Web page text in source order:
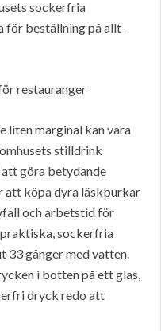
sockerfria
beställning på allt-
restauranger
liten marginal kan vara
stilldrink
göra betydande
att köpa dyra läskburkar
och arbetstid för
sockerfria
33 gånger med vatten.
i botten på ett glas,
dryck redo att